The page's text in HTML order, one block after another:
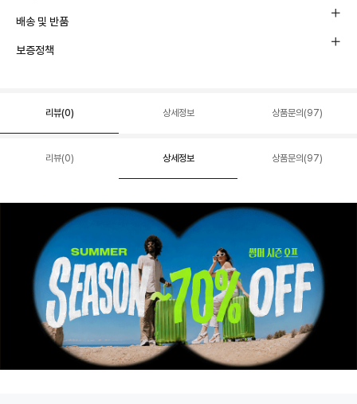
배송 및 반품
보증정책
리뷰(0) 상세정보 상품문의(97)
리뷰(0) 상세정보 상품문의(97)